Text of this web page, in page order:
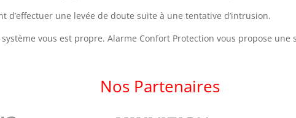
d’effectuer une levée de doute suite à une tentative d’intrusion.
vous est propre. Alarme Confort Protection vous propose une
Nos Partenaires